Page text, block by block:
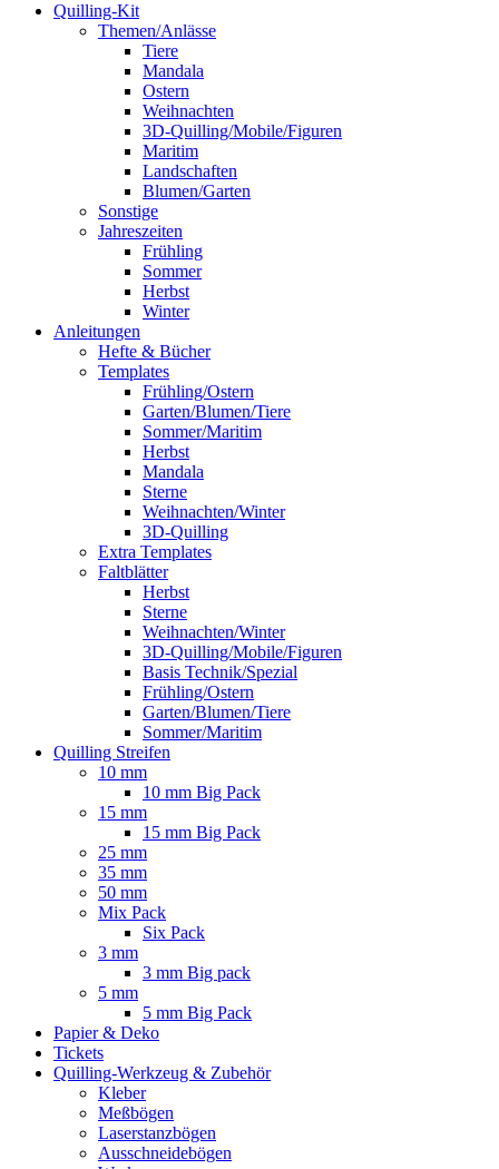
Quilling-Kit
Themen/Anlässe
Tiere
Mandala
Ostern
Weihnachten
3D-Quilling/Mobile/Figuren
Maritim
Landschaften
Blumen/Garten
Sonstige
Jahreszeiten
Frühling
Sommer
Herbst
Winter
Anleitungen
Hefte & Bücher
Templates
Frühling/Ostern
Garten/Blumen/Tiere
Sommer/Maritim
Herbst
Mandala
Sterne
Weihnachten/Winter
3D-Quilling
Extra Templates
Faltblätter
Herbst
Sterne
Weihnachten/Winter
3D-Quilling/Mobile/Figuren
Basis Technik/Spezial
Frühling/Ostern
Garten/Blumen/Tiere
Sommer/Maritim
Quilling Streifen
10 mm
10 mm Big Pack
15 mm
15 mm Big Pack
25 mm
35 mm
50 mm
Mix Pack
Six Pack
3 mm
3 mm Big pack
5 mm
5 mm Big Pack
Papier & Deko
Tickets
Quilling-Werkzeug & Zubehör
Kleber
Meßbögen
Laserstanzbögen
Ausschneidebögen